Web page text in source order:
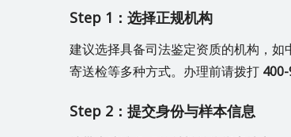
Step 1：选择正规机构
建议选择具备司法鉴定资质的机构，如
寄送检等多种方式。办理前请拨打
Step 2：提交身份与样本信息